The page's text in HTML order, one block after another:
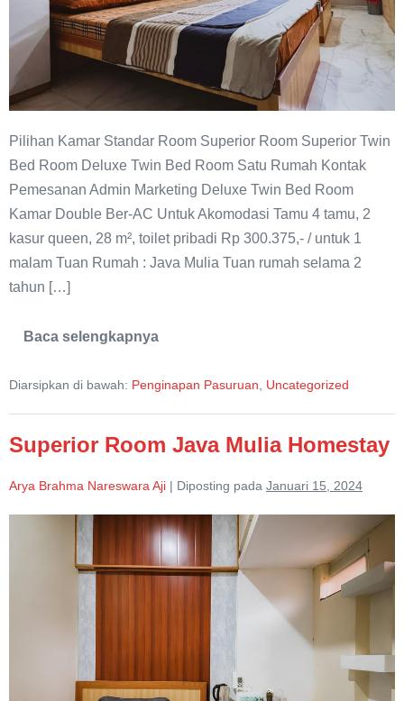
Pilihan Kamar Standar Room Superior Room Superior Twin
Bed Room Deluxe Twin Bed Room Satu Rumah Kontak
Pemesanan Admin Marketing Deluxe Twin Bed Room
Kamar Double Ber-AC Untuk Akomodasi Tamu 4 tamu, 2
kasur queen, 28 m², toilet pribadi Rp 300.375,- / untuk 1
malam Tuan Rumah : Java Mulia Tuan rumah selama 2
tahun […]
Baca selengkapnya
Deluxe
Java
Homestay
Diarsipkan di bawah: Penginapan Pasuruan, Uncategorized
Superior Room Java Mulia Homestay
Arya Brahma Nareswara Aji | Diposting pada Januari 15, 2024